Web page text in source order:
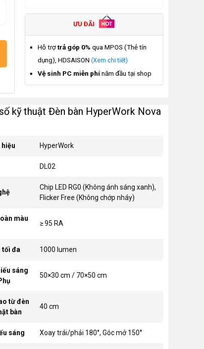
ƯU ĐÃI
Hỗ trợtrả góp 0% qua MPOS (Thẻ tín
dụng), HDSAISON (Xem chi tiết)
Vệ sinh PC miễn phínăm đầu tại shop
kỹ thuật Đèn bàn HyperWork Nova
HyperWork
DL02
Chip LED RG0 (Không ánh sáng xanh),
Flicker Free (Không chớp nháy)
màu
≥ 95 RA
tối đa 1000 lumen
sáng
50×30 cm / 70×50 cm
từ đèn
bàn
40 cm
sáng Xoay trái/phải 180°, Góc mở 150°